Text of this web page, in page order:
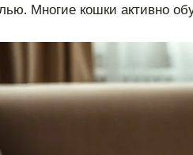
Многие кошки активно